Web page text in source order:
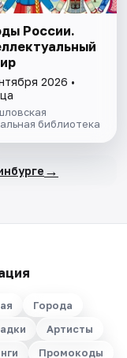
России.
2026 •
библиотека
→
Города
Артисты
Промокоды